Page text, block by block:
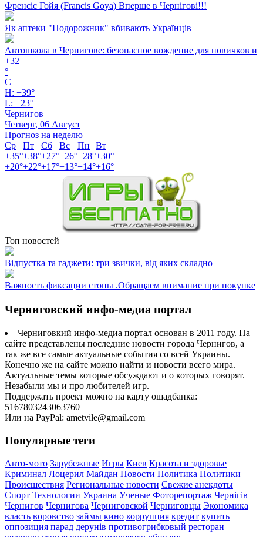
Френсіс Гойя (Francis Goya) Вперше в Чернігові!!!
Як аптеки "Подорожник" вбивають Українців
Автошкола в Чернигове: безопасное вождение для новичков и
+32
°
C
H: +39°
L: +23°
Чернигов
Четверг, 06 Август
Прогноз на неделю
Ср
Пт Сб Вс Пн
Вт
+35°+38°+27°+26°+28°+30°
+20°+22°+17°+13°+14°+16°
Топ новостей
Відпустка та гаджети: три звички, від яких складно
Важность фиксации стопы .Обращаем внимание при покупке
Черниговский инфо-медиа портал
Черниговкий инфо-медиа портал основан в 2011 году. На
сайте представлены последние новости города Чернигов, а
так же все самые актуальные события со всей Украины.
Конечно же на сайте можно найти и новости всего мира.
Актуальные темы которые обсуждают и о которых говорят.
Незабыли мы и про любителей игр.
Поддержать проект можно на карту ощадбанка:
5167803243063760
Или на PayPal: ametvile@gmail.com
Популярные теги
Авто-мото Зарубежные Игры Киев Красота и здоровье
Криминал Лоцерил Майдан Новости Политика Политики
Происшествия Региональные новости Свежие анекдоты
Спорт Технологии Украина Ученые Фоторепортаж Чернігів
Чернигов Чернигова Черниговской Черниговцы Экономика
власть воровство займы кино коррупция кредит купить
оппозиция парад дерунів противогрибковый ресторан